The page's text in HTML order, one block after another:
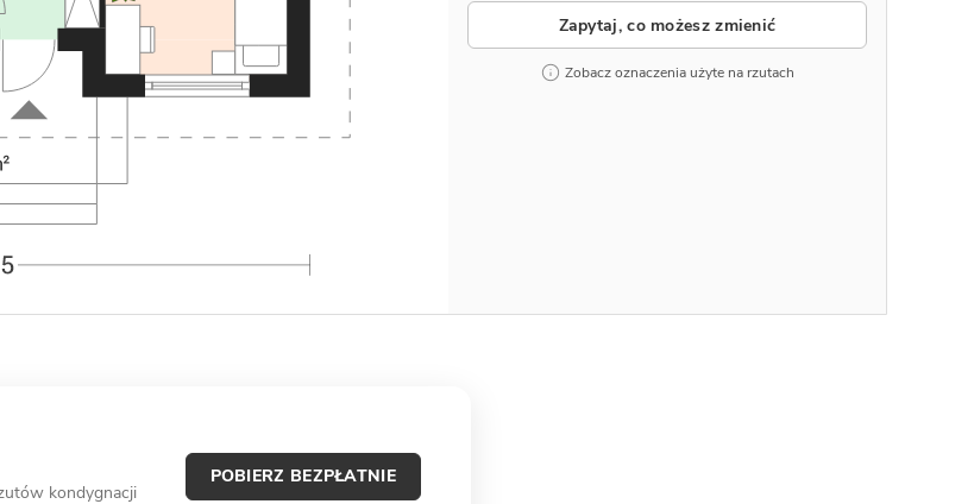
Zapytaj, co możesz zmienić
Zobacz oznaczenia użyte na rzutach
kondygnacji
POBIERZ BEZPŁATNIE